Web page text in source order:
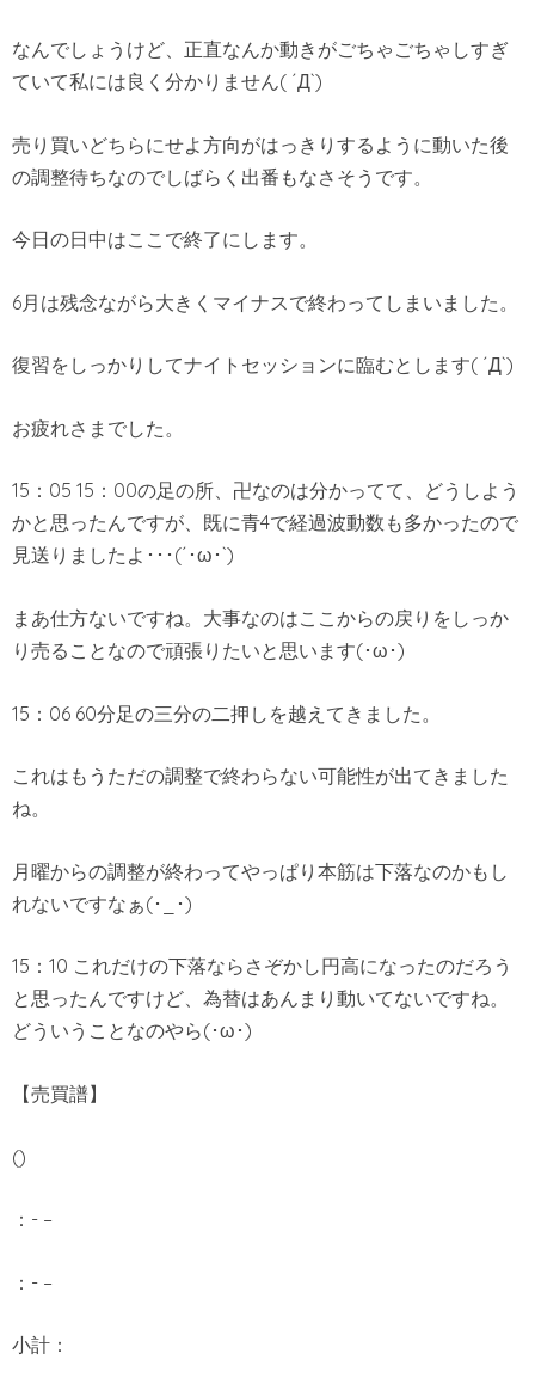
なんでしょうけど、正直なんか動きがごちゃごちゃしすぎ
ていて私には良く分かりません( ´Д`)
売り買いどちらにせよ方向がはっきりするように動いた後
の調整待ちなのでしばらく出番もなさそうです。
今日の日中はここで終了にします。
6月は残念ながら大きくマイナスで終わってしまいました。
復習をしっかりしてナイトセッションに臨むとします( ´Д`)
お疲れさまでした。
15：05 15：00の足の所、卍なのは分かってて、どうしよう
かと思ったんですが、既に青4で経過波動数も多かったので
見送りましたよ･･･(´･ω･`)
まあ仕方ないですね。大事なのはここからの戻りをしっか
り売ることなので頑張りたいと思います(･ω･)
15：06 60分足の三分の二押しを越えてきました。
これはもうただの調整で終わらない可能性が出てきました
ね。
月曜からの調整が終わってやっぱり本筋は下落なのかもし
れないですなぁ(･_･)
15：10 これだけの下落ならさぞかし円高になったのだろう
と思ったんですけど、為替はあんまり動いてないですね。
どういうことなのやら(･ω･)
【売買譜】
()
：- –
：- –
小計：